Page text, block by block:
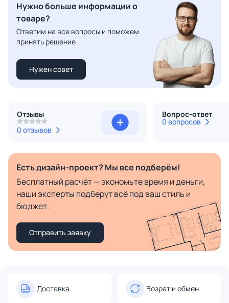
Нужно больше информации о
товаре?
Ответим на все вопросы и поможем
принять решение
Нужен совет
Отзывы
0 отзывов
Вопрос-ответ
0 вопросов
Есть дизайн-проект? Мы все подберём!
Бесплатный расчёт — экономьте время и деньги,
наши эксперты подберут всё под ваш стиль и
бюджет.
Отправить заявку
Доставка Возрат и обмен